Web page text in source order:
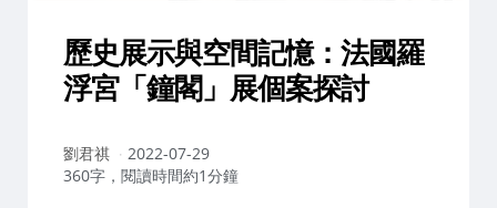
歷史展示與空間記憶：法國羅
浮宮「鐘閣」展個案探討
作
者：
劉君祺
2022-07-29
360字，閱讀時間約1分鐘